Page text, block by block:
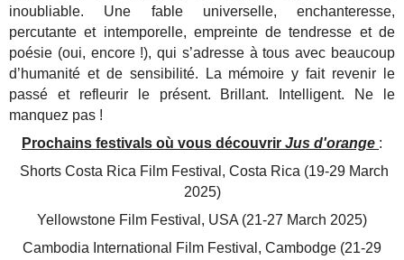
inoubliable. Une fable universelle, enchanteresse,
percutante et intemporelle, empreinte de tendresse et de
poésie (oui, encore !), qui s’adresse à tous avec beaucoup
d’humanité et de sensibilité. La mémoire y fait revenir le
passé et refleurir le présent. Brillant. Intelligent. Ne le
manquez pas !
Prochains festivals où vous découvrir Jus d'orange :
Shorts Costa Rica Film Festival, Costa Rica (19-29 March
2025)
Yellowstone Film Festival, USA (21-27 March 2025)
Cambodia International Film Festival, Cambodge (21-29